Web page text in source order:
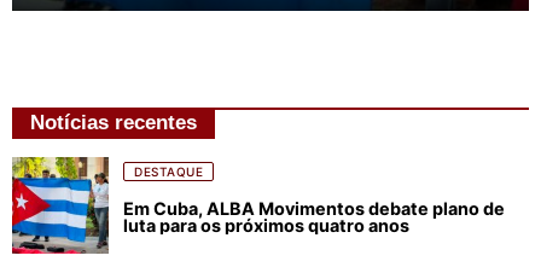
Notícias recentes
DESTAQUE
Em Cuba, ALBA Movimentos debate plano de
luta para os próximos quatro anos